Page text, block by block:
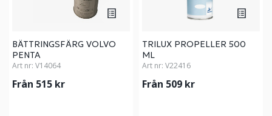
BÄTTRINGSFÄRG VOLVO
PENTA
Art nr: V14064
Från 515 kr
TRILUX PROPELLER 500
ML
Art nr: V22416
Från 509 kr